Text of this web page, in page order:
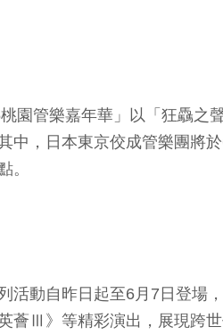
園管樂嘉年華」以「狂驫之
中，日本東京佼成管樂團將
。
活動自昨日起至6月7日登場
薈Ⅲ》等精彩演出，展現跨